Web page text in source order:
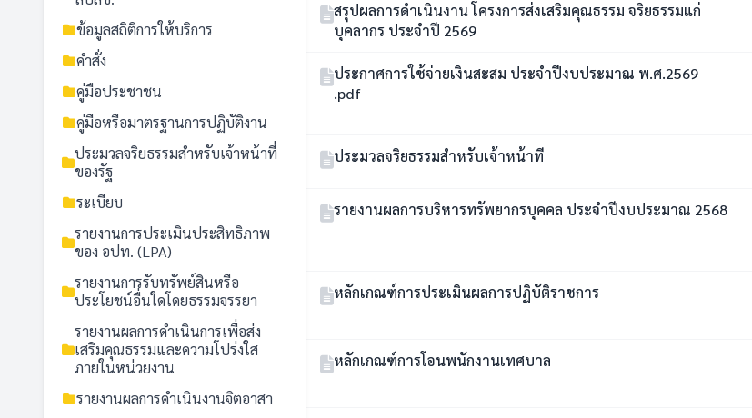
ข้อมูลสถิติการให้บริการ
คำสั่ง
คู่มือประชาชน
คู่มือหรือมาตรฐานการปฏิบัติงาน
ประมวลจริยธรรมสำหรับเจ้าหน้าที่
ของรัฐ
ระเบียบ
รายงานการประเมินประสิทธิภาพ
ของ อปท. (LPA)
รายงานการรับทรัพย์สินหรือ
ประโยชน์อื่นใดโดยธรรมจรรยา
รายงานผลการดำเนินการเพื่อส่ง
เสริมคุณธรรมและความโปร่งใส
ภายในหน่วยงาน
รายงานผลการดำเนินงานจิตอาสา
สรุปผลการดำเนินงาน โครงการส่งเสริมคุณธรรม จริยธรรมแก่
บุคลากร ประจำปี 2569
ประกาศการใช้จ่ายเงินสะสม ประจำปีงบประมาณ พ.ศ.2569
.pdf
ประมวลจริยธรรมสำหรับเจ้าหน้าที่
รายงานผลการบริหารทรัพยากรบุคคล ประจำปีงบประมาณ 2568
หลักเกณฑ์การประเมินผลการปฏิบัติราชการ
หลักเกณฑ์การโอนพนักงานเทศบาล